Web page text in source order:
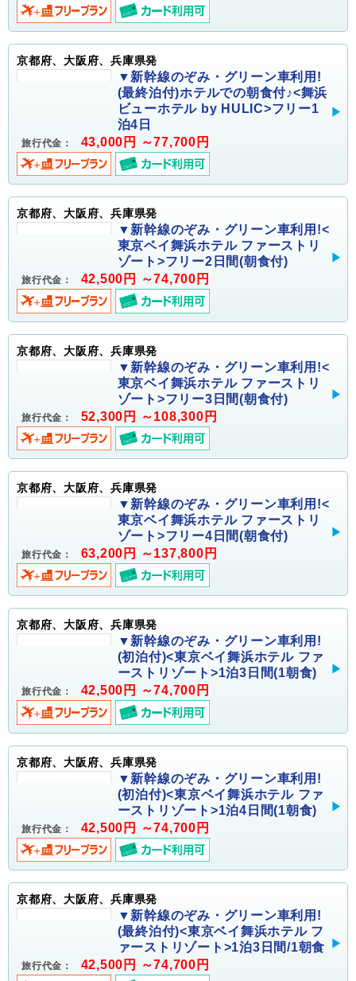
京都府、大阪府、兵庫県発
▼新幹線のぞみ・グリーン車利用!
(最終泊付)ホテルでの朝食付♪<舞浜
ビューホテル by HULIC>フリー1
泊4日
旅行代金： 43,000円 ～77,700円
京都府、大阪府、兵庫県発
▼新幹線のぞみ・グリーン車利用!<
東京ベイ舞浜ホテル ファーストリ
ゾート>フリー2日間(朝食付)
旅行代金： 42,500円 ～74,700円
京都府、大阪府、兵庫県発
▼新幹線のぞみ・グリーン車利用!<
東京ベイ舞浜ホテル ファーストリ
ゾート>フリー3日間(朝食付)
旅行代金： 52,300円 ～108,300円
京都府、大阪府、兵庫県発
▼新幹線のぞみ・グリーン車利用!<
東京ベイ舞浜ホテル ファーストリ
ゾート>フリー4日間(朝食付)
旅行代金： 63,200円 ～137,800円
京都府、大阪府、兵庫県発
▼新幹線のぞみ・グリーン車利用!
(初泊付)<東京ベイ舞浜ホテル ファ
ーストリゾート>1泊3日間(1朝食)
旅行代金： 42,500円 ～74,700円
京都府、大阪府、兵庫県発
▼新幹線のぞみ・グリーン車利用!
(初泊付)<東京ベイ舞浜ホテル ファ
ーストリゾート>1泊4日間(1朝食)
旅行代金： 42,500円 ～74,700円
京都府、大阪府、兵庫県発
▼新幹線のぞみ・グリーン車利用!
(最終泊付)<東京ベイ舞浜ホテル フ
ァーストリゾート>1泊3日間/1朝食
旅行代金： 42,500円 ～74,700円